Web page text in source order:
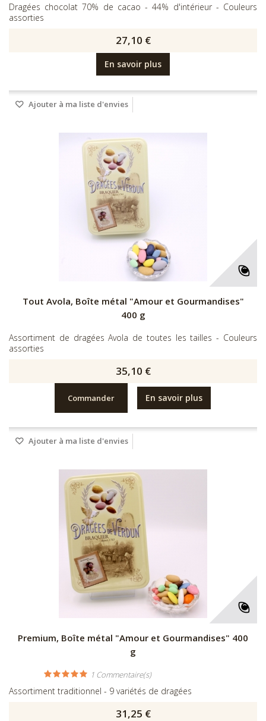
Dragées chocolat 70% de cacao - 44% d'intérieur - Couleurs
assorties
27,10 €
En savoir plus
Ajouter à ma liste d'envies
Tout Avola, Boîte métal "Amour et Gourmandises"
400 g
Assortiment de dragées Avola de toutes les tailles - Couleurs
assorties
35,10 €
Commander En savoir plus
Ajouter à ma liste d'envies
Premium, Boîte métal "Amour et Gourmandises" 400
g
1 Commentaire(s)
Assortiment traditionnel - 9 variétés de dragées
31,25 €